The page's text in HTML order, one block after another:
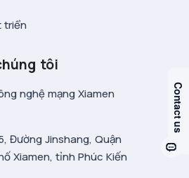
triển
tôi
nghệ mạng Xiamen
Đường Jinshang, Quận
Xiamen, tỉnh Phúc Kiến